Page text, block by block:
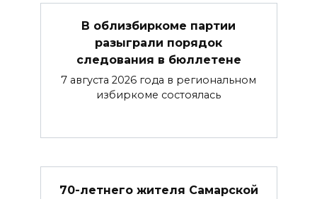
В облизбиркоме партии
разыграли порядок
следования в бюллетене
7 августа 2026 года в региональном
избиркоме состоялась
70-летнего жителя Самарской